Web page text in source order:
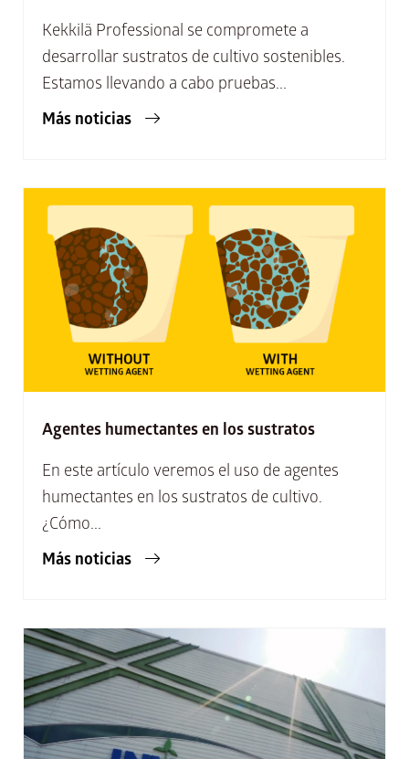
Kekkilä Professional se compromete a
desarrollar sustratos de cultivo sostenibles.
Estamos llevando a cabo pruebas...
Más noticias
Agentes humectantes en los sustratos
En este artículo veremos el uso de agentes
humectantes en los sustratos de cultivo.
¿Cómo...
Más noticias